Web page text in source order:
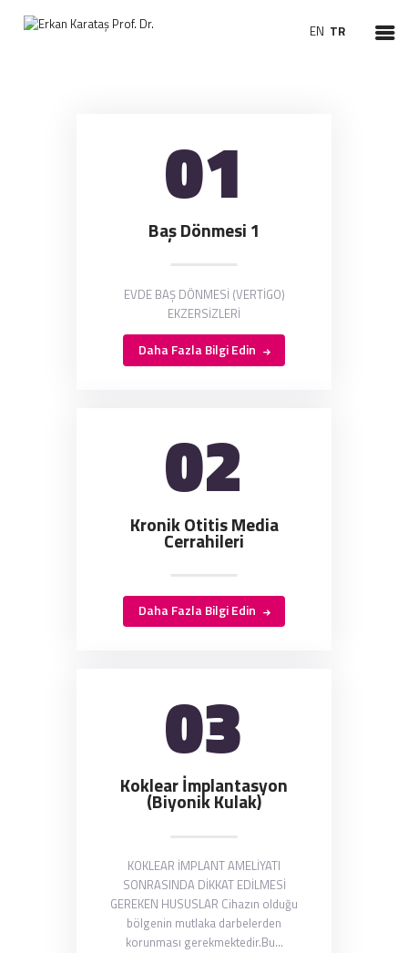
EN TR
HASTA BILGILENDIRME
HABERLER
01
Baş Dönmesi 1
EVDE BAŞ DÖNMESİ (VERTİGO)
EKZERSİZLERİ
Daha Fazla Bilgi Edin
02
Kronik Otitis Media
Cerrahileri
Daha Fazla Bilgi Edin
03
Koklear İmplantasyon
(Biyonik Kulak)
KOKLEAR İMPLANT AMELİYATI
SONRASINDA DİKKAT EDİLMESİ
GEREKEN HUSUSLAR Cihazın olduğu
bölgenin mutlaka darbelerden
korunması gerekmektedir.Bu…